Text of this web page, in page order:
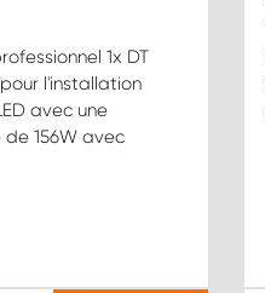
1x DT
l'installation
avec une
156W avec